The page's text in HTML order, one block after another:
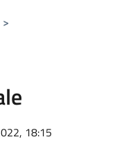
>
18:15